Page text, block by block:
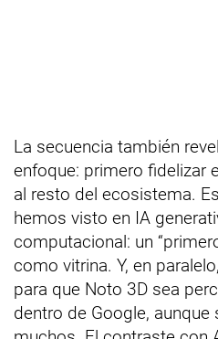
La secuencia también
enfoque: primero fidelizar
al resto del ecosistema.
hemos visto en IA
computacional: un
como vitrina. Y, en
para que Noto 3D sea
dentro de Google,